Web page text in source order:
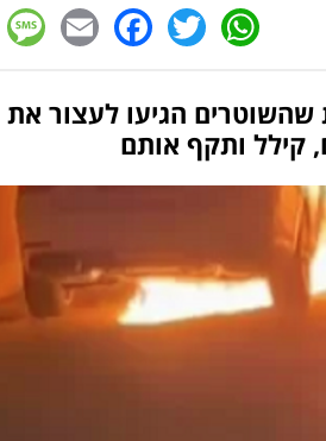
WhatsApp
Twitter
הגיעו לעצור את
קילל ותקף אותם